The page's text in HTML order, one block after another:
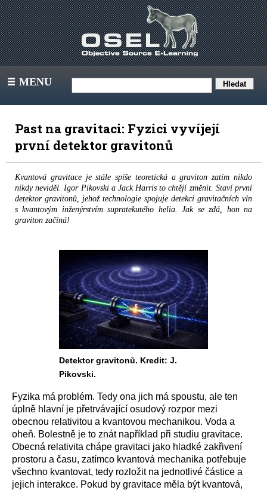
III MENU
Past na gravitaci: Fyzici vyvíjejí
první detektor gravitonů
Kvantová gravitace je stále spíše teoretická a graviton zatím nikdo
nikdy neviděl. Igor Pikovski a Jack Harris to chtějí změnit. Staví první
detektor gravitonů, jehož technologie spojuje detekci gravitačních vln
s kvantovým inženýrstvím supratekutého helia. Jak se zdá, hon na
graviton začíná!
Detektor gravitonů. Kredit: J.
Pikovski.
Fyzika má problém. Tedy ona jich má spoustu, ale ten
úplně hlavní je přetrvávající osudový rozpor mezi
obecnou relativitou a kvantovou mechanikou. Voda a
oheň. Bolestně je to znát například při studiu gravitace.
Obecná relativita chápe gravitaci jako hladké zakřivení
prostoru a času, zatímco kvantová mechanika potřebuje
všechno kvantovat, tedy rozložit na jednotlivé částice a
jejich interakce. Pokud by gravitace měla být kvantová,